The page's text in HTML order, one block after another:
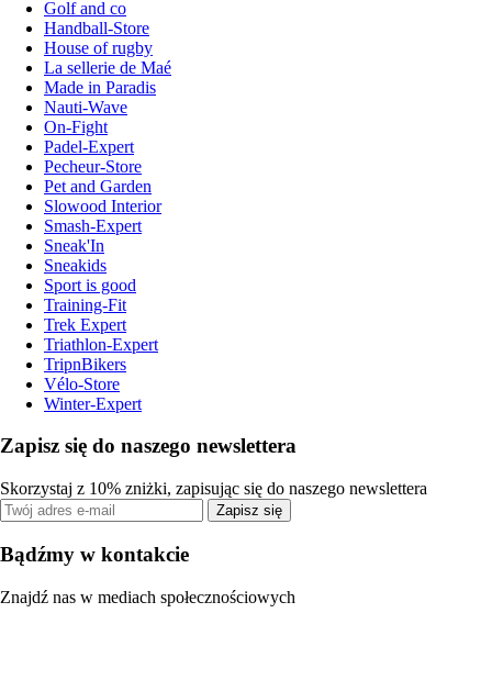
Golf and co
Handball-Store
House of rugby
La sellerie de Maé
Made in Paradis
Nauti-Wave
On-Fight
Padel-Expert
Pecheur-Store
Pet and Garden
Slowood Interior
Smash-Expert
Sneak'In
Sneakids
Sport is good
Training-Fit
Trek Expert
Triathlon-Expert
TripnBikers
Vélo-Store
Winter-Expert
Zapisz się do naszego newslettera
Skorzystaj z 10% zniżki, zapisując się do naszego newslettera
Zapisz się
Bądźmy w kontakcie
Znajdź nas w mediach społecznościowych